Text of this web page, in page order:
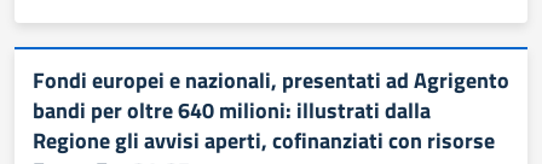
Fondi europei e nazionali, presentati ad Agrigento
bandi per oltre 640 milioni: illustrati dalla
Regione gli avvisi aperti, cofinanziati con risorse